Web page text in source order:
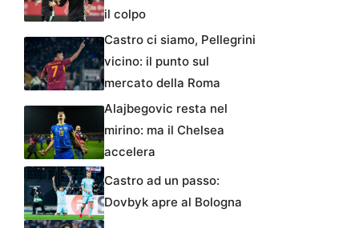
il colpo
Castro ci siamo, Pellegrini
vicino: il punto sul
mercato della Roma
Alajbegovic resta nel
mirino: ma il Chelsea
accelera
Castro ad un passo:
Dovbyk apre al Bologna